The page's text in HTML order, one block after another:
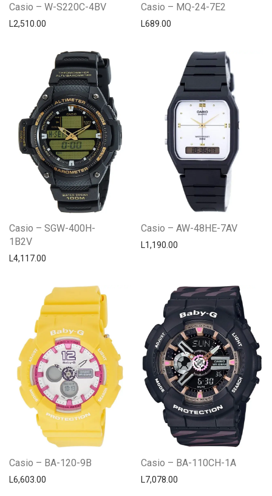
Casio – W-S220C-4BV
L2,510.00
Casio – MQ-24-7E2
L689.00
Casio – SGW-400H-
1B2V
L4,117.00
Casio – AW-48HE-7AV
L1,190.00
Casio – BA-120-9B
L6,603.00
Casio – BA-110CH-1A
L7,078.00